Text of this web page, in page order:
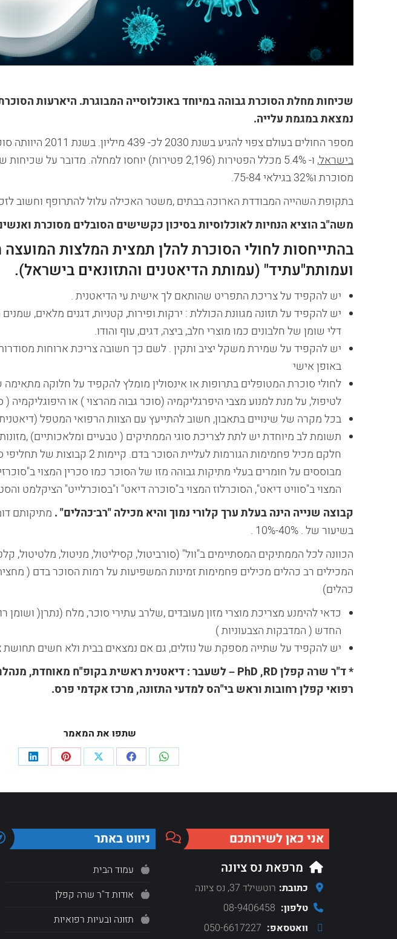
שכיחות מחלת הסוכרת גבוהה במיוחד באוכלוסייה המבוגרת. היארעות
נמצאת במגמת עלייה.
מספר החולים בעולם צפוי להגיע בשנת 2030 לכ- 439 מיליון. בשנת 2011 היוותה סוכרת את
בישראל
מסוכרת ו32% בגילאי 75-84.
בתקופת השהייה המבודדת הארוכה בבתים ,משטר האכילה עלול להתרופף וחשוב
משה"ב הוציא הנחיות לאוכלוסיות בסיכון כקשישים הסובלים מסוכרת
בהתייחסות לחולי הסוכרת להלן תמצית המלצות
ועמותת"עתיד" (עמותת הדיאטנים והתזונאים בישראל).
יש להקפיד על צריכת התפריט שהותאם לך אישית עי הדיאטנית .
יש להקפיד על תזונה מגוונת הכוללת : ירקות ופירות, קטניות, דגנים מלאים,
דלי שומן של חלבונים כמו מוצרי חלב, ביצה, דגים, עוף והודו.
יש להקפיד על שמירת משקל יציב ותקין . לשם כך חשובה צריכת ארוחות
באופן אישי
לחולי סוכרת המטופלים בתרופות או אינסולין מומלץ להקפיד על חלוקה
לטיפול, על מנת למנוע מצבי היפרגליקמיה (סוכר גבוה מהרצוי ) או היפוגליקמיה (
בכל מקרה של שינויים בתאבון, חשוב להתייעץ עם הצוות הרפואי המטפל
תשומת לב מיוחדת יש לתת לצריכת סוגי הממתיקים ( טבעיים ומלאכותיים)
חלקם מכיל פחמימות הגורמות לעליית הסוכר בדם. קיימות 2 קבוצות של תחליפי סוכר: אלו
מבוססים על חומרים בעלי מתיקות גבוהה מזו של הסוכר כמו סכרין המצוי
המצוי ב"סוויט דיאט", הסוכרלוז המצוי ב"סוכרה דיאט" ו"בסוכרלייט" הציקלמט
קבוצה שנייה הינה בעלת ערך קלורי נמוך והיא מכילה "רב־כהלים" . מתיקותם
בשיעור של . 40%-10% .
הכוונה לכל הממתיקים המסתיימים ב"וול" (סורביטול, קסיליטול, מניטול, מלטיטול,
המכילים רב כהלים מכילים פחמימות זמינות המשפיעות על רמות הסוכר בדם (
כהלים)
כדאי להימנע מצריכת מוצרי מזון מעובדים ,שלרב עתירי סוכר, מלח (נתרן( ושומן
החדש ( המדבקות הצבעוניות )
יש להקפיד על שתייה מספקת של נוזלים, גם אם נמצאים בבית ולא חשים
* ד"ר שרה קפלןPhD ,RD– לשעבר : דיאטנית ראשית בקופ"ח מאוחדת,
רפואי קפלן רחובות וראש בי"הס למדעי התזונה, מרכז אקדמי פרס.
שתפו את המאמר
Share
Share
Share
Share
Share
אני כאן לשירותכם
מרפאת נס ציונה
כתובת: רוטשילד 37, נס ציונה
טלפון:
וואטסאפ:
ניווט באתר
עמוד הבית
אודות ד"ר שרה קפלן
תזונה ובעיות רפואיות